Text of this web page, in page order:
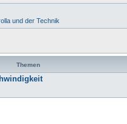
und der Technik
Themen